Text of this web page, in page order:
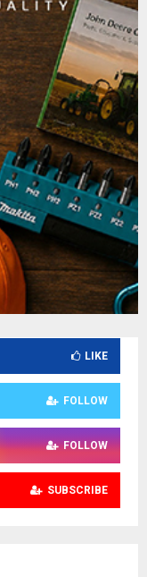
LIKE
FOLLOW
FOLLOW
SUBSCRIBE